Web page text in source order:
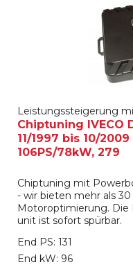
Leistungssteigerung
Chiptuning IVECO
11/1997 bis 10/2009
106PS/78kW, 279
Chiptuning mit
- wir bieten mehr als
Motoroptimierung. Die
unit ist sofort spürbar.
End PS: 131
End kW: 96